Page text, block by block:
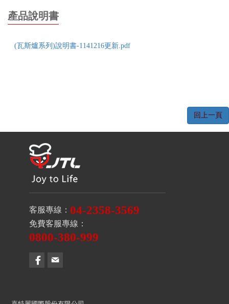
產品說明書
(瓦斯爐系列)說明書-1141216更新.pdf
回上一頁
客服專線： 04-2358-3569
免費客服專線：
0800-380-999